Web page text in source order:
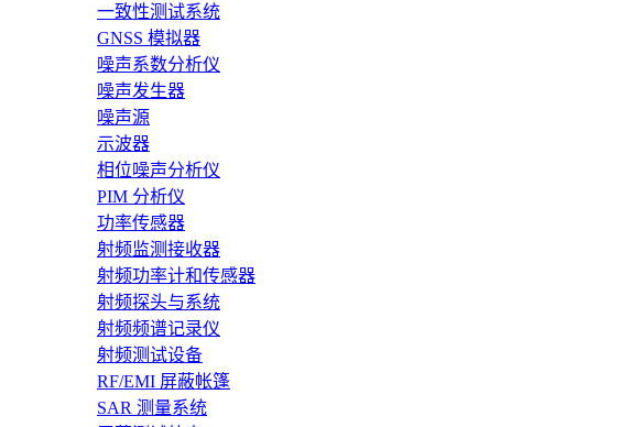
一致性测试系统
GNSS 模拟器
噪声系数分析仪
噪声发生器
噪声源
示波器
相位噪声分析仪
PIM 分析仪
功率传感器
射频监测接收器
射频功率计和传感器
射频探头与系统
射频频谱记录仪
射频测试设备
RF/EMI 屏蔽帐篷
SAR 测量系统